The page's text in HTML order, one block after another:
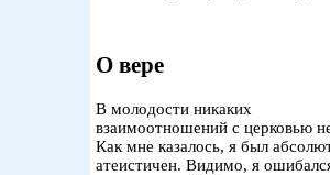
О вере
В молодости никаких
взаимоотношений с церковью
Как мне казалось, я был
атеистичен. Видимо, я